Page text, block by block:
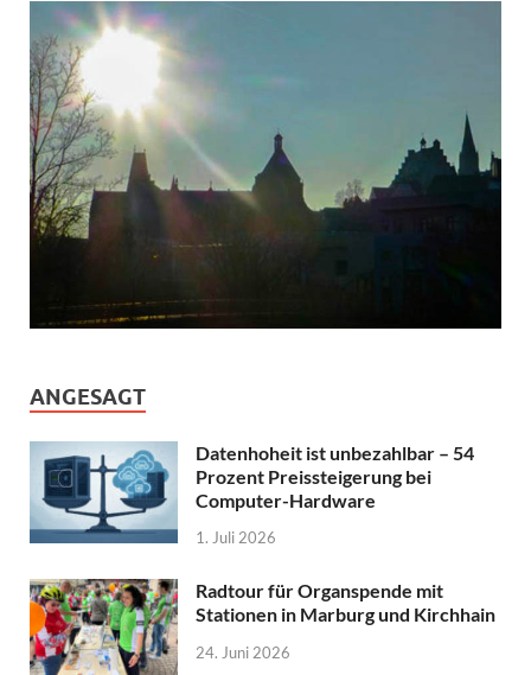
ANGESAGT
Datenhoheit ist unbezahlbar – 54
Prozent Preissteigerung bei
Computer-Hardware
1. Juli 2026
Radtour für Organspende mit
Stationen in Marburg und Kirchhain
24. Juni 2026